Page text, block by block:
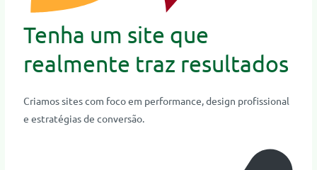
Tenha um site que
realmente traz resultados
Criamos sites com foco em performance, design profissional
e estratégias de conversão.